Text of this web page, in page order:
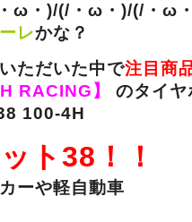
ω・)/(/・ω・)/(/・ω
レかな？
ただいた中で注目商
RACING】
のタイ
100-4H
ト38！！
ーや軽自動車